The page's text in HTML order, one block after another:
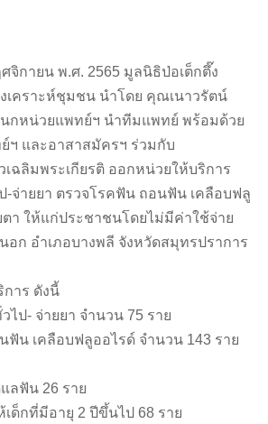
จิกายน พ.ศ. 2565 มูลนิธิป่อเต็กตึ๊ง
เคราะห์ชุมชน นำโดย คุณเนาวรัตน์
กหน่วยแพทย์ฯ นำทีมแพทย์ พร้อมด้วย
ฯ และอาสาสมัครฯ ร่วมกับ
เฉลิมพระเกียรติ ออกหน่วยให้บริการ
-จ่ายยา ตรวจโรคฟัน ถอนฟัน เคลือบฟลู
า ให้แก่ประชาชนโดยไม่มีค่าใช้จ่าย
อก อำเภอบางพลี จังหวัดสมุทรปราการ
การ ดังนี้
ไป- จ่ายยา จำนวน 75 ราย
ฟัน เคลือบฟลูออไรด์ จำนวน 143 ราย
ลฟัน 26 ราย
ด็กที่มีอายุ 2 ปีขึ้นไป 68 ราย